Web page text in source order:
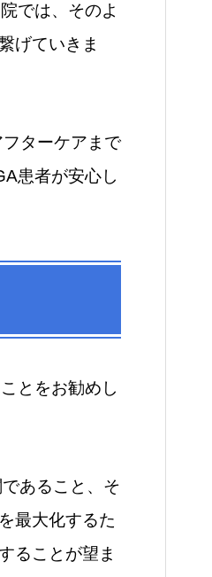
では、そのよ
げていきま
ターケアまで
患者が安心し
とをお勧めし
あること、そ
最大化するた
ることが望ま